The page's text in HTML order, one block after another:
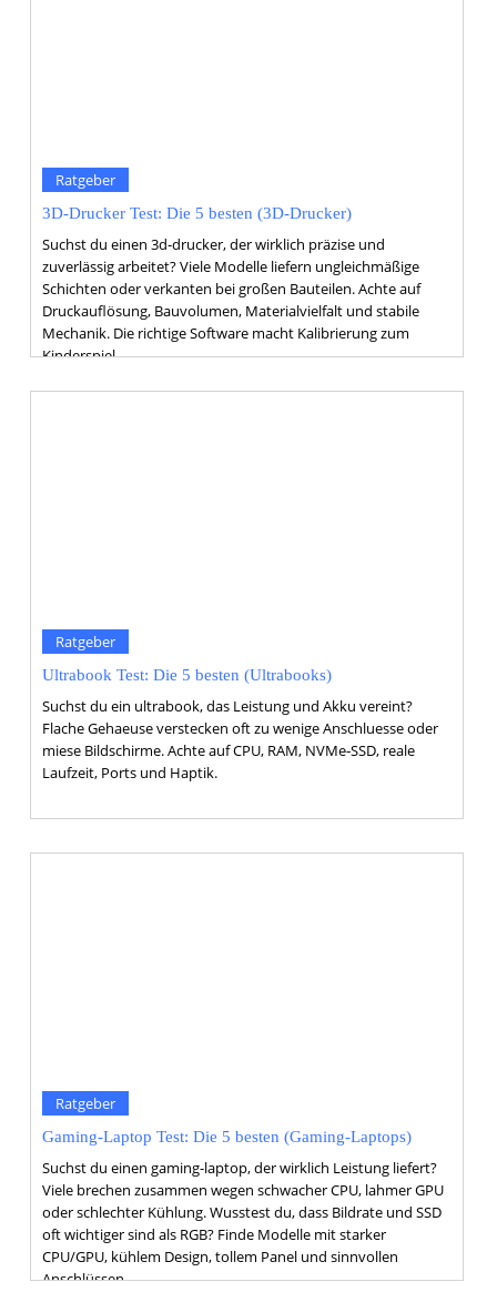
Ratgeber
3D-Drucker Test: Die 5 besten (3D-Drucker)
Suchst du einen 3d-drucker, der wirklich präzise und
zuverlässig arbeitet? Viele Modelle liefern ungleichmäßige
Schichten oder verkanten bei großen Bauteilen. Achte auf
Druckauflösung, Bauvolumen, Materialvielfalt und stabile
Mechanik. Die richtige Software macht Kalibrierung zum
Kinderspiel.
Ratgeber
Ultrabook Test: Die 5 besten (Ultrabooks)
Suchst du ein ultrabook, das Leistung und Akku vereint?
Flache Gehaeuse verstecken oft zu wenige Anschluesse oder
miese Bildschirme. Achte auf CPU, RAM, NVMe‑SSD, reale
Laufzeit, Ports und Haptik.
Ratgeber
Gaming-Laptop Test: Die 5 besten (Gaming-Laptops)
Suchst du einen gaming-laptop, der wirklich Leistung liefert?
Viele brechen zusammen wegen schwacher CPU, lahmer GPU
oder schlechter Kühlung. Wusstest du, dass Bildrate und SSD
oft wichtiger sind als RGB? Finde Modelle mit starker
CPU/GPU, kühlem Design, tollem Panel und sinnvollen
Anschlüssen.